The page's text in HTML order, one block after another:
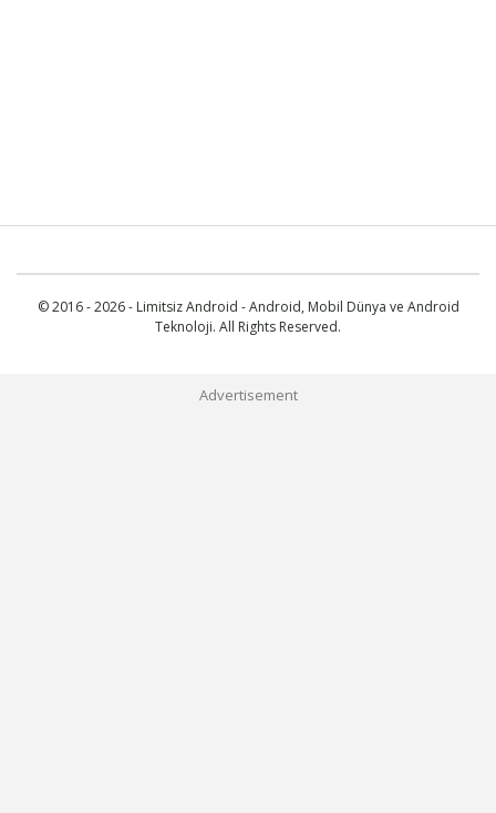
© 2016 - 2026 - Limitsiz Android - Android, Mobil Dünya ve Android
Teknoloji. All Rights Reserved.
Advertisement